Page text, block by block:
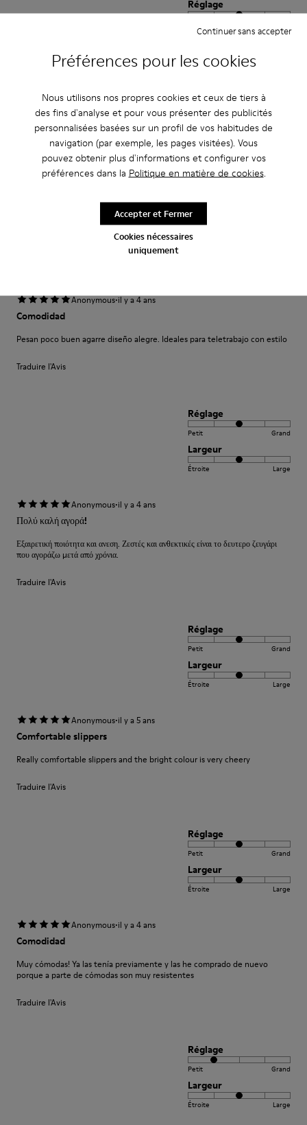
Préférences pour les cookies
Nous utilisons nos propres cookies et ceux de tiers à
des fins d'analyse et pour vous présenter des publicités
personnalisées basées sur un profil de vos habitudes de
navigation (par exemple, les pages visitées). Vous
pouvez obtenir plus d'informations et configurer vos
préférences dans la Politique en matière de cookies.
Cookies nécessaires
uniquement
Continuer sans accepter
Accepter et Fermer
Réglage
Étroite
Anonymous·il y a 5 ans
Come camminare scalzi ma molto meglio.
Un comfort così mai provato prima. Un caldo abbraccio
Traduire l'Avis
Réglage
Petit
Anonymous·il y a 4 ans
Comodidad
Pesan poco buen agarre diseño alegre. Ideales para teletrabajo con estilo
Traduire l'Avis
Réglage
Petit Grand
Largeur
Étroite Large
Anonymous·il y a 4 ans
Πολύ καλή αγορά!
Εξαιρετική ποιότητα και ανεση. Ζεστές και ανθεκτικές είναι το δευτερο ζευγάρι
που αγοράζω μετά από χρόνια.
Traduire l'Avis
Réglage
Petit Grand
Largeur
Étroite Large
Anonymous·il y a 5 ans
Comfortable slippers
Really comfortable slippers and the bright colour is very cheery
Traduire l'Avis
Réglage
Petit Grand
Largeur
Étroite Large
Anonymous·il y a 4 ans
Comodidad
Muy cómodas! Ya las tenía previamente y las he comprado de nuevo
porque a parte de cómodas son muy resistentes
Traduire l'Avis
Réglage
Petit Grand
Largeur
Étroite Large